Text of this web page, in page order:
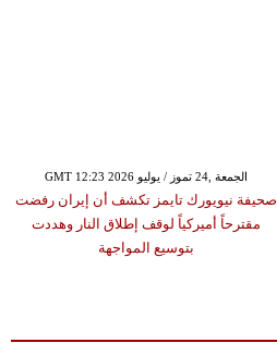
GMT 12:23 2026 الجمعة ,24 تموز / يوليو
صحيفة نيويورك تايمز تكشف أن إيران رفضت
مقترحاً أميركياً لوقف إطلاق النار وهددت
بتوسيع المواجهة